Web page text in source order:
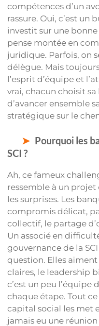
compétences d’un
rassure. Oui, c’est
investit sur une
pense montée en
juridique. Parfois, on
délègue. Mais
l’esprit d’équipe et
vrai, chacun choisit sa
d’avancer ensemble
stratégique sur le
Pourquoi les
SCI ?
Ah, ce fameux
ressemble à un projet
les surprises. Les
compromis délicat,
collectif, le partage
Un associé en
gouvernance de la
question. Elles
claires, le leadership
c’est un peu l’équipe
chaque étape. Tout
capital social les met
jamais eu une